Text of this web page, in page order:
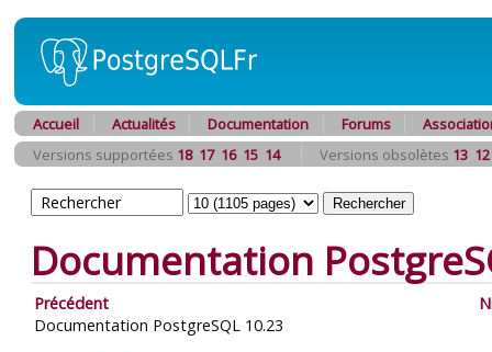
Accueil Actualités Documentation Forums
Versions supportées 18 17 16 15 14 Versions obsolètes 13 12
Documentation
Précédent
Documentation PostgreSQL 10.23